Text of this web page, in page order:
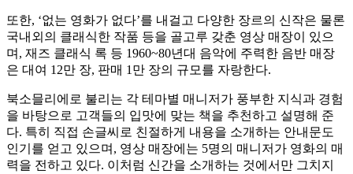
또한, ‘없는 영화가 없다’를 내걸고 다양한 장르의 신작은 물론
국내외의 클래식한 작품 등을 골고루 갖춘 영상 매장이 있으
며, 재즈 클래식 록 등 1960~80년대 음악에 주력한 음반 매장
은 대여 12만 장, 판매 1만 장의 규모를 자랑한다.
북소믈리에로 불리는 각 테마별 매니저가 풍부한 지식과 경험
을 바탕으로 고객들의 입맛에 맞는 책을 추천하고 설명해 준
다. 특히 직접 손글씨로 친절하게 내용을 소개하는 안내문도
인기를 얻고 있으며, 영상 매장에는 5명의 매니저가 영화의 매
력을 전하고 있다. 이처럼 신간을 소개하는 것에서만 그치지